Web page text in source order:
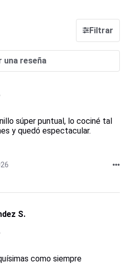
Filtrar
una reseña
súper puntual, lo cociné tal
y quedó espectacular.
S.
como siempre